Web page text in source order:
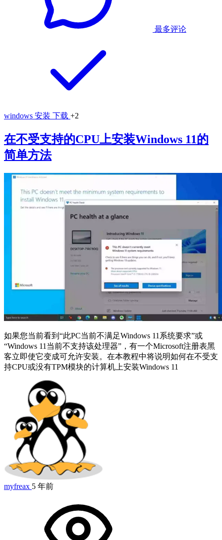
最多评论
windows 安装 下载 +2
在不受支持的CPU上安装Windows 11的
简单方法
如果您当前看到“此PC当前不满足Windows 11系统要求”或
“Windows 11当前不支持该处理器”，有一个Microsoft注册表黑
客立即使它变成可允许安装。在本教程中将说明如何在不受支
持CPU或没有TPM模块的计算机上安装Windows 11
myfreax 5 年前